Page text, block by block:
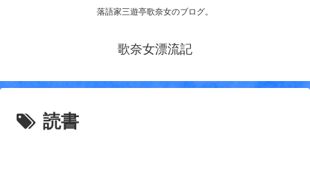
落語家三遊亭歌奈女のブログ。
歌奈女漂流記
読書